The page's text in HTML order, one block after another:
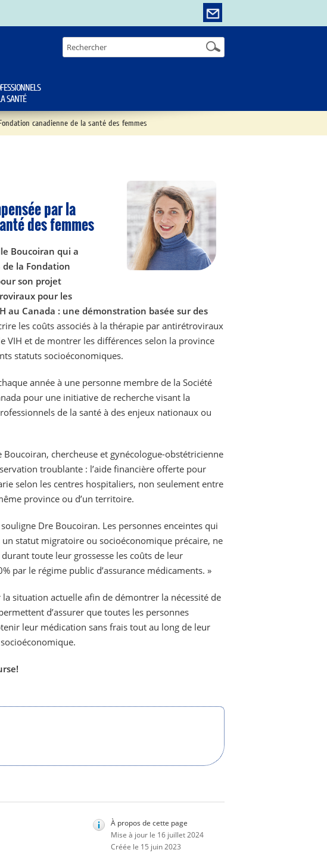
SANTÉ
canadienne de la santé des femmes
par la
des femmes
Boucoiran qui a
la Fondation
son projet
pour les
au Canada : une démonstration basée sur des
les coûts associés à la thérapie par antirétroviraux
VIH et de montrer les différences selon la province
statuts socioéconomiques.
année à une personne membre de la Société
pour une initiative de recherche visant la
de la santé à des enjeux nationaux ou
chercheuse et gynécologue-obstétricienne
troublante : l’aide financière offerte pour
selon les centres hospitaliers, non seulement entre
province ou d’un territoire.
Dre Boucoiran. Les personnes enceintes qui
statut migratoire ou socioéconomique précaire, ne
toute leur grossesse les coûts de leur
par le régime public d’assurance médicaments. »
situation actuelle afin de démontrer la nécessité de
d’assurer que toutes les personnes
leur médication sans frais tout au long de leur
À propos de cette page
Mise à jour le 16 juillet 2024
Créée le 15 juin 2023